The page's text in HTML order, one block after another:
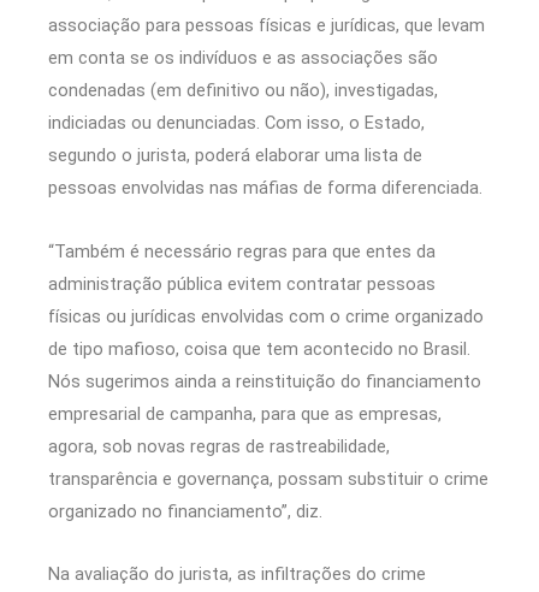
associação para pessoas físicas e jurídicas, que levam
em conta se os indivíduos e as associações são
condenadas (em definitivo ou não), investigadas,
indiciadas ou denunciadas. Com isso, o Estado,
segundo o jurista, poderá elaborar uma lista de
pessoas envolvidas nas máfias de forma diferenciada.
“Também é necessário regras para que entes da
administração pública evitem contratar pessoas
físicas ou jurídicas envolvidas com o crime organizado
de tipo mafioso, coisa que tem acontecido no Brasil.
Nós sugerimos ainda a reinstituição do financiamento
empresarial de campanha, para que as empresas,
agora, sob novas regras de rastreabilidade,
transparência e governança, possam substituir o crime
organizado no financiamento”, diz.
Na avaliação do jurista, as infiltrações do crime